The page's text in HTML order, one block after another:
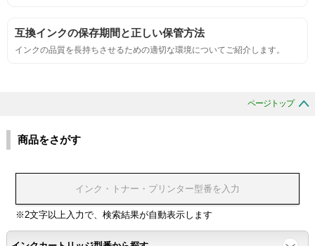
互換性
色同士のにじみがないこと。
浸透性
浸透性テスト用のサンプルを印刷する。
互換インクの保存期間と正しい保管方法
インクの品質を長持ちさせるための適切な環境についてご紹介します。
ページトップ
商品をさがす
※2文字以上入力で、検索結果が自動表示します